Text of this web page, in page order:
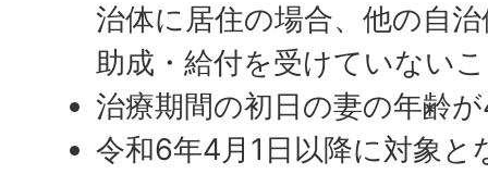
治体に居住の場合、他の自
助成・給付を受けていない
治療期間の初日の妻の年齢
令和6年4月1日以降に対象